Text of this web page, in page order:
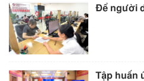
Để người
Tập huấn